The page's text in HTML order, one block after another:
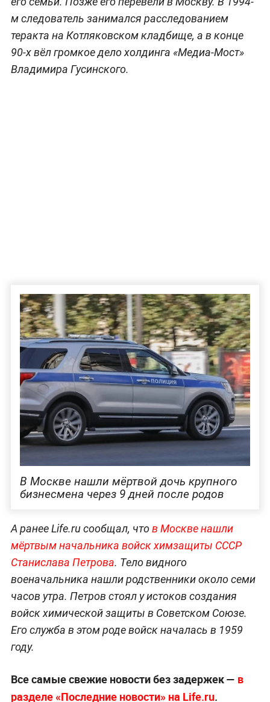
м следователь занимался расследованием
теракта на Котляковском кладбище, а в конце
90-х вёл громкое дело холдинга «Медиа-Мост»
Владимира Гусинского.
В Москве нашли мёртвой дочь крупного
бизнесмена через 9 дней после родов
А ранее Life.ru сообщал, чтов Москве нашли
мёртвым начальника войск химзащиты СССР
Станислава Петрова. Тело видного
военачальника нашли родственники около семи
часов утра. Петров стоял у истоков создания
войск химической защиты в Советском Союзе.
Его служба в этом роде войск началась в 1959
году.
Все самые свежие новости без задержек — в
разделе «Последние новости» на Life.ru.